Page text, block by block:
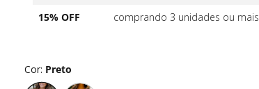
15% OFF
comprando 3 unidades ou mais
Cor: Preto